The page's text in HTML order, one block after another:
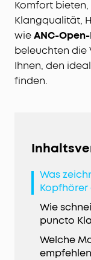
Komfort
Klangqualität,
wieANC-
beleuchten die
Ihnen, den
finden.
Was
Kopfhörer
Wie
puncto
Welche